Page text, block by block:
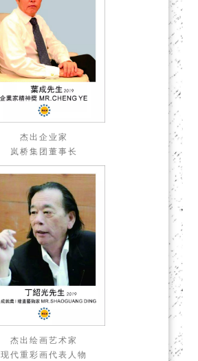
杰出企业家
岚桥集团董事长
杰出绘画艺术家
现代重彩画代表人物